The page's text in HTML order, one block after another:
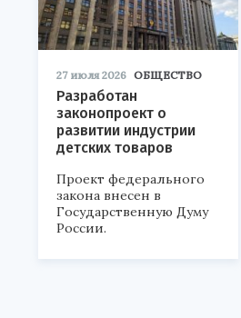
27 июля 2026 ОБЩЕСТВО
Разработан
законопроект о
развитии индустрии
детских товаров
Проект федерального
закона внесен в
Государственную Думу
России.